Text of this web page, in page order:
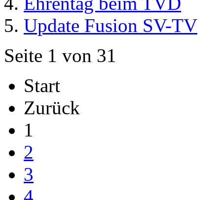
Update Fusion SV-TV
Seite 1 von 31
Start
Zurück
1
2
3